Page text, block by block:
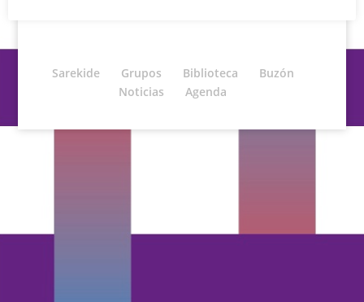
Sarekide Grupos Biblioteca
Buzón
Noticias
Agenda